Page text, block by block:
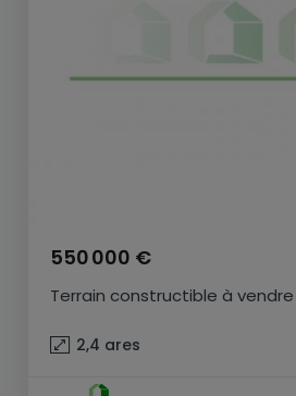
Terrain constructible à vendre
550 000 €
2,4 ares